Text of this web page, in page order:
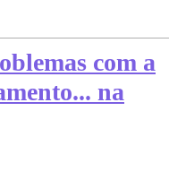
com a
na